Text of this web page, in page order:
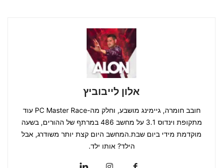
אלון לייבוביץ
חובב חומרה, גיימינג מושבע, וחלק מה-PC Master Race עוד
מתקופת וינדוס 3.1 על מחשב 486 במרתף של ההורים, בשעה
מוקדמת מידי ביום שבת.המחשב היום קצת יותר משודרג, אבל
הילד? אותו ילד.